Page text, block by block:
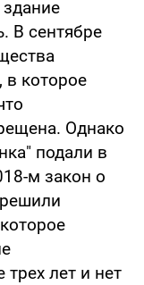
В сентябре
в которое
Однако
подали в
м закон о
лет и нет